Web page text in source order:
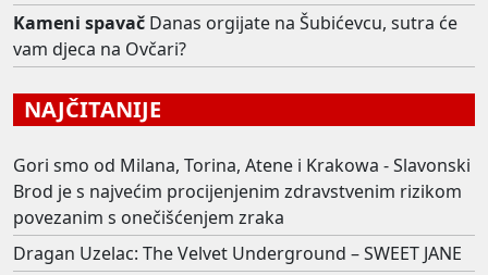
Kameni spavač Danas orgijate na Šubićevcu, sutra će
vam djeca na Ovčari?
NAJČITANIJE
Gori smo od Milana, Torina, Atene i Krakowa - Slavonski
Brod je s najvećim procijenjenim zdravstvenim rizikom
povezanim s onečišćenjem zraka
Dragan Uzelac: The Velvet Underground – SWEET JANE